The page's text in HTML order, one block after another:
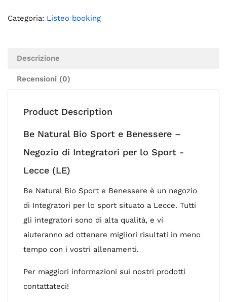
Categoria: Listeo booking
Descrizione
Recensioni (0)
Product Description
Be Natural Bio Sport e Benessere –
Negozio di Integratori per lo Sport -
Lecce (LE)
Be Natural Bio Sport e Benessere è un negozio
di Integratori per lo sport situato a Lecce. Tutti
gli integratori sono di alta qualità, e vi
aiuteranno ad ottenere migliori risultati in meno
tempo con i vostri allenamenti.
Per maggiori informazioni sui nostri prodotti
contattateci!